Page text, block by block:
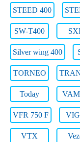
STEED 400
SW-T400
Silver wing 400
TORNEO
Today
VFR 750 F
VTX